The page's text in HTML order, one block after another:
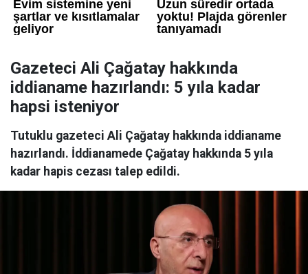
Gazeteci Ali Çağatay hakkında
iddianame hazırlandı: 5 yıla kadar
hapsi isteniyor
Tutuklu gazeteci Ali Çağatay hakkında iddianame
hazırlandı. İddianamede Çağatay hakkında 5 yıla
kadar hapis cezası talep edildi.